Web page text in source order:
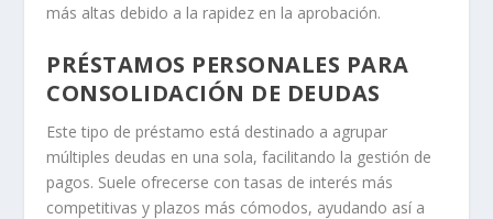
más altas debido a la rapidez en la aprobación.
PRÉSTAMOS PERSONALES PARA
CONSOLIDACIÓN DE DEUDAS
Este tipo de préstamo está destinado a agrupar
múltiples deudas en una sola, facilitando la gestión de
pagos. Suele ofrecerse con tasas de interés más
competitivas y plazos más cómodos, ayudando así a